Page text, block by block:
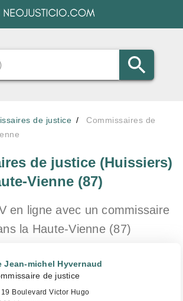
de justice
Commissaires de
de justice (Huissiers)
Vienne (87)
en ligne avec un commissaire
la Haute-Vienne (87)
Jean-michel Hyvernaud
de justice
19 Boulevard Victor Hugo